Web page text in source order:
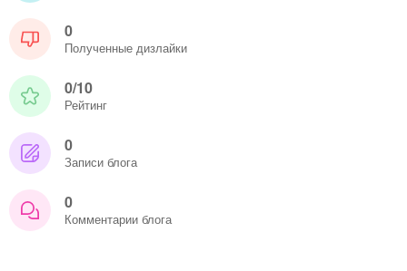
0
Полученные дизлайки
0/10
Рейтинг
0
Записи блога
0
Комментарии блога